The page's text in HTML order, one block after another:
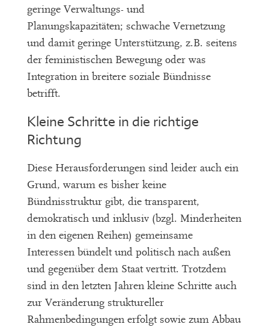
geringe Verwaltungs- und
Planungskapazitäten; schwache Vernetzung
und damit geringe Unterstützung, z.B. seitens
der feministischen Bewegung oder was
Integration in breitere soziale Bündnisse
betrifft.
Kleine Schritte in die richtige
Richtung
Diese Herausforderungen sind leider auch ein
Grund, warum es bisher keine
Bündnisstruktur gibt, die transparent,
demokratisch und inklusiv (bzgl. Minderheiten
in den eigenen Reihen) gemeinsame
Interessen bündelt und politisch nach außen
und gegenüber dem Staat vertritt. Trotzdem
sind in den letzten Jahren kleine Schritte auch
zur Veränderung struktureller
Rahmenbedingungen erfolgt sowie zum Abbau